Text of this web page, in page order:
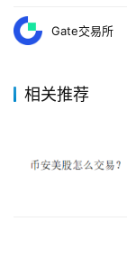
Gate交易所
相关推荐